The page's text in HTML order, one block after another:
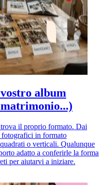
album
il proprio formato. Dai
in formato
o verticali. Qualunque
adatto a conferirle la forma
per aiutarvi a iniziare.